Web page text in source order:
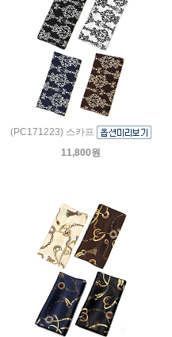
(PC171223) 스카프
11,800원